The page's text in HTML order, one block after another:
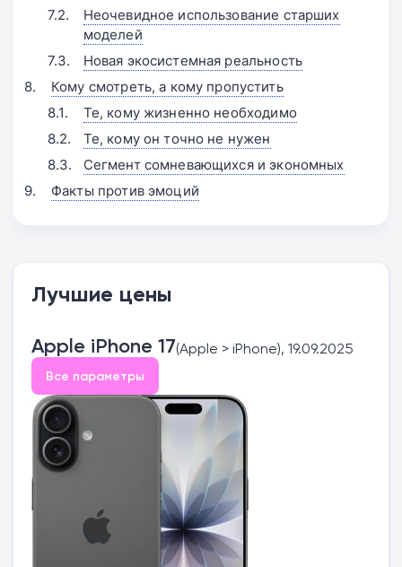
Неочевидное использование старших
моделей
Новая экосистемная реальность
Кому смотреть, а кому пропустить
Те, кому жизненно необходимо
Те, кому он точно не нужен
Сегмент сомневающихся и экономных
Факты против эмоций
Лучшие цены
Apple iPhone 17(Apple > iPhone), 19.09.2025
Все параметры